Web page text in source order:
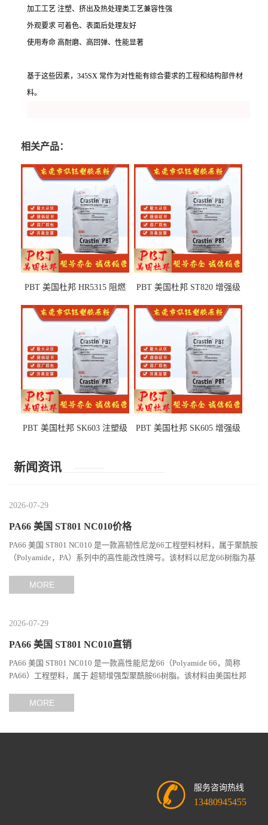
加工工艺 注塑、挤出及热处理类工艺兼容性强
外观要求 可着色、表面后处理友好
使用寿命 高耐磨、高回弹、性能显著
基于这些因素，345SX 常作为对性能有综合要求的工程和结构部件材
料。
相关产品：
PBT 美国杜邦 HR5315 阻燃
部件
PBT 美国杜邦 ST820 增强级
PBT 美国杜邦 SK603 注塑级
PBT 美国杜邦 SK605 增强级
新闻资讯
2026-07-29
PA66 美国 ST801 NC010价格
PA66 美国 ST801 NC010 是一款高韧性尼龙66工程塑料材料，属于聚酰胺
（Polyamide，PA）系列中的高性能改性牌号。该材料以尼龙66树脂为基
MORE
2026-07-29
PA66 美国 ST801 NC010直销
PA66 美国 ST801 NC010 是一款高性能尼龙66（Polyamide 66，简称
PA66）工程塑料，属于 超韧增强型聚酰胺66树脂。该材料由美国杜邦
MORE
服务咨询热线
13480945455